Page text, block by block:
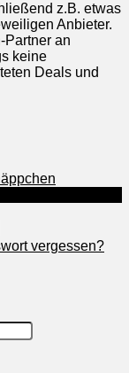
z.B. etwas
Anbieter.
Partner an
keine
Deals und
vergessen?